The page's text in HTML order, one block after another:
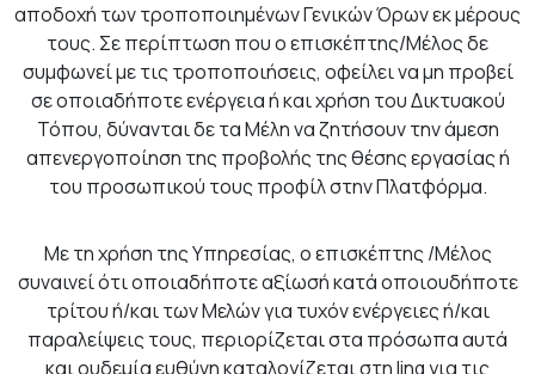
αποδοχή των τροποποιημένων Γενικών Όρων εκ μέρους
τους. Σε περίπτωση που ο επισκέπτης/Μέλος δε
συμφωνεί με τις τροποποιήσεις, οφείλει να μη προβεί
σε οποιαδήποτε ενέργεια ή και χρήση του Δικτυακού
Τόπου, δύνανται δε τα Μέλη να ζητήσουν την άμεση
απενεργοποίηση της προβολής της θέσης εργασίας ή
του προσωπικού τους προφίλ στην Πλατφόρμα.
Με τη χρήση της Υπηρεσίας, ο επισκέπτης /Μέλος
συναινεί ότι οποιαδήποτε αξίωσή κατά οποιουδήποτε
τρίτου ή/και των Μελών για τυχόν ενέργειες ή/και
παραλείψεις τους, περιορίζεται στα πρόσωπα αυτά
και ουδεμία ευθύνη καταλογίζεται στη linq για τις